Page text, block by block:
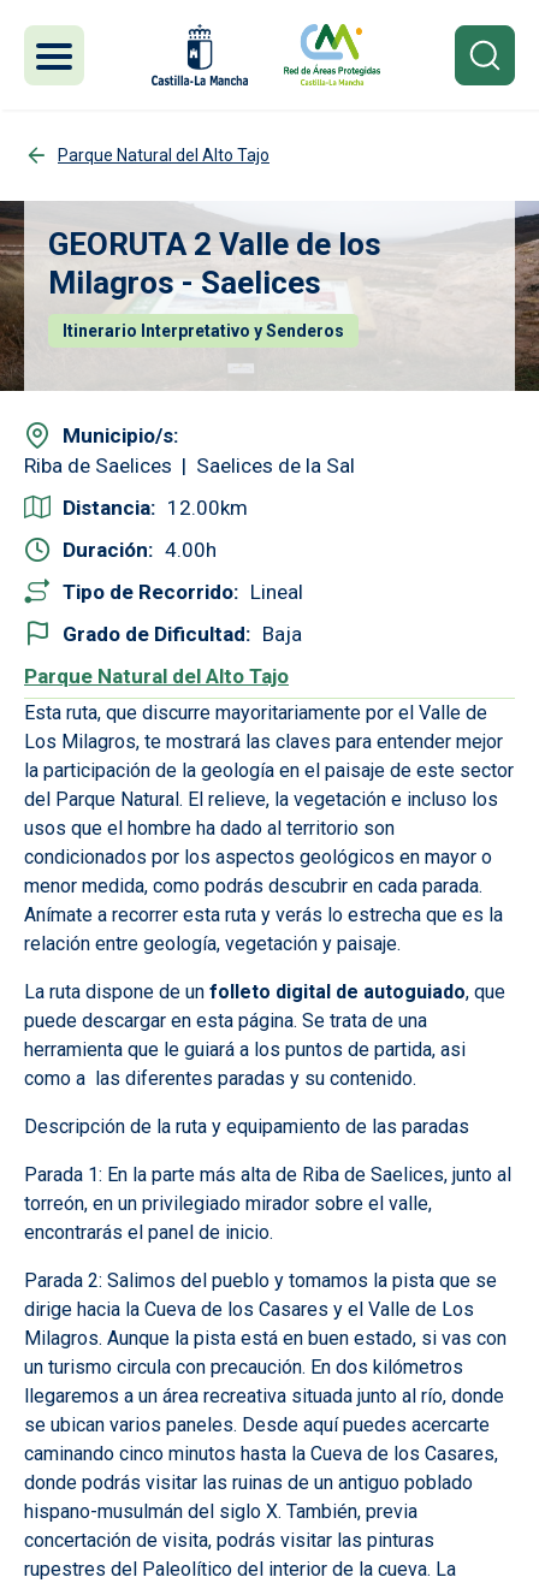
Parque Natural del Alto Tajo
GEORUTA 2 Valle de los
Milagros - Saelices
Itinerario Interpretativo y Senderos
Municipio/s
Riba de Saelices
Saelices de la Sal
Distancia
12.00
Duración
4.00
Tipo de Recorrido
Lineal
Grado de Dificultad
Baja
Parque Natural del Alto Tajo
Esta ruta, que discurre mayoritariamente por el Valle de
Los Milagros, te mostrará las claves para entender mejor
la participación de la geología en el paisaje de este sector
del Parque Natural. El relieve, la vegetación e incluso los
usos que el hombre ha dado al territorio son
condicionados por los aspectos geológicos en mayor o
menor medida, como podrás descubrir en cada parada.
Anímate a recorrer esta ruta y verás lo estrecha que es la
relación entre geología, vegetación y paisaje.
La ruta dispone de un folleto digital de autoguiado, que
puede descargar en esta página. Se trata de una
herramienta que le guiará a los puntos de partida, asi
como a las diferentes paradas y su contenido.
Descripción de la ruta y equipamiento de las paradas
Parada 1: En la parte más alta de Riba de Saelices, junto al
torreón, en un privilegiado mirador sobre el valle,
encontrarás el panel de inicio.
Parada 2: Salimos del pueblo y tomamos la pista que se
dirige hacia la Cueva de los Casares y el Valle de Los
Milagros. Aunque la pista está en buen estado, si vas con
un turismo circula con precaución. En dos kilómetros
llegaremos a un área recreativa situada junto al río, donde
se ubican varios paneles. Desde aquí puedes acercarte
caminando cinco minutos hasta la Cueva de los Casares,
donde podrás visitar las ruinas de un antiguo poblado
hispano-musulmán del siglo X. También, previa
concertación de visita, podrás visitar las pinturas
rupestres del Paleolítico del interior de la cueva. La